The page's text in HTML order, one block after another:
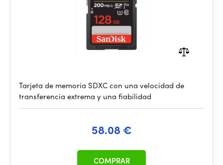
Tarjeta de memoria SDXC con una velocidad de
transferencia extrema y una fiabilidad
58.08 €
COMPRAR